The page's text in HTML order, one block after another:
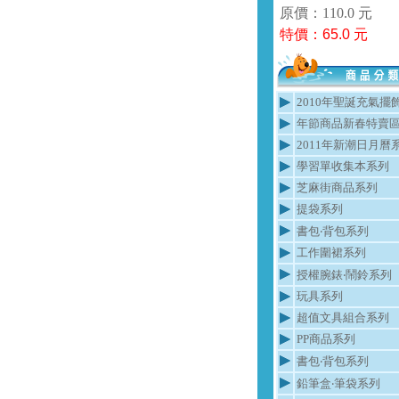
原價：110.0 元
特價： 65.0元
2010年聖誕充氣擺
年節商品新春特賣區
2011年新潮日月曆
學習單收集本系列
芝麻街商品系列
提袋系列
書包‧背包系列
工作圍裙系列
授權腕錶‧鬧鈴系列
玩具系列
超值文具組合系列
PP商品系列
書包‧背包系列
鉛筆盒‧筆袋系列